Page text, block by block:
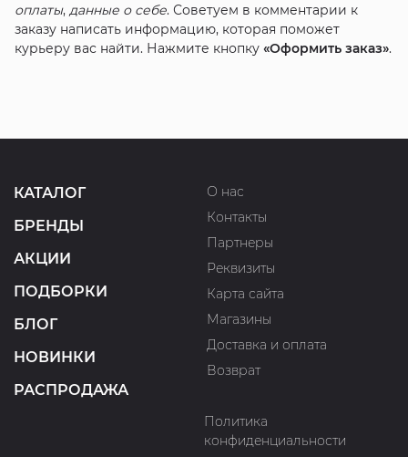
оплаты, данные о себе. Советуем в комментарии к
заказу написать информацию, которая поможет
курьеру вас найти. Нажмите кнопку «Оформить заказ».
КАТАЛОГ
БРЕНДЫ
АКЦИИ
ПОДБОРКИ
БЛОГ
НОВИНКИ
РАСПРОДАЖА
О нас
Контакты
Партнеры
Реквизиты
Карта сайта
Магазины
Доставка и оплата
Возврат
Политика
конфиденциальности